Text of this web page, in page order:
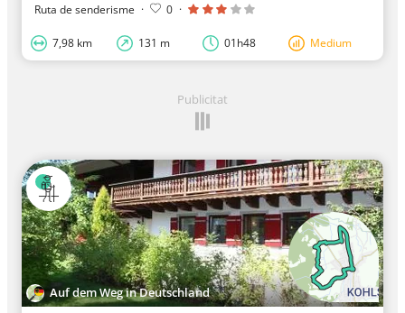
Ruta de senderisme · 0 ·
7,98 km 131 m 01h48 Medium
Publicitat
Auf dem Weg in Deutschland